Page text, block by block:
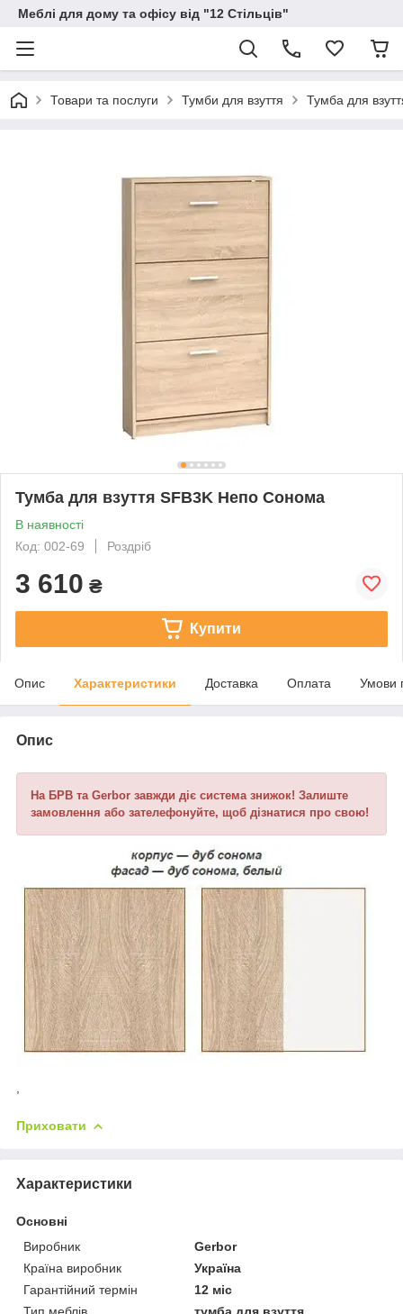
Меблі для дому та офісу від "12 Стільців"
Товари та послуги Тумби для взуття Тумба для
Тумба для взуття SFB3K Непо Сонома
В наявності
Код: 002-69
Роздріб
3 610 ₴
Купити
Опис Характеристики Доставка Оплата Умови
Опис
На БРВ та Gerbor завжди діє система знижок! Залиште
замовлення або зателефонуйте, щоб дізнатися про свою!
Приховати
Характеристики
Основні
Виробник
Gerbor
Країна виробник
Україна
Гарантійний термін
12 міс
Тип меблів
тумба для взуття